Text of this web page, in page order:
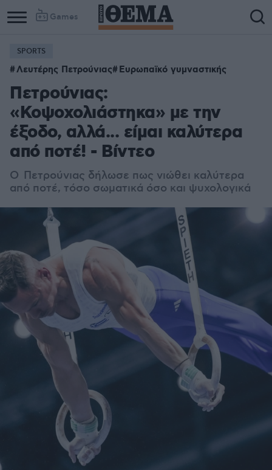
Games
SPORTS
Λευτέρης Πετρούνιας Ευρωπαϊκό γυμναστικής
Πετρούνιας:
«Κοψοχολιάστηκα» με την
έξοδο, αλλά... είμαι καλύτερα
από ποτέ! - Βίντεο
Ο Πετρούνιας δήλωσε πως νιώθει καλύτερα
από ποτέ, τόσο σωματικά όσο και ψυχολογικά